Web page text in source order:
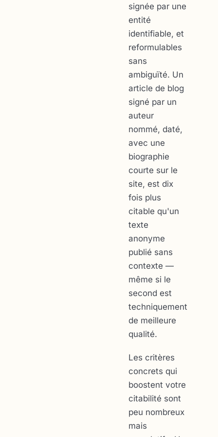
signée par une
entité
identifiable, et
reformulables
sans
ambiguïté. Un
article de blog
signé par un
auteur
nommé, daté,
avec une
biographie
courte sur le
site, est dix
fois plus
citable qu'un
texte
anonyme
publié sans
contexte —
même si le
second est
techniquement
de meilleure
qualité.
Les critères
concrets qui
boostent votre
citabilité sont
peu nombreux
mais